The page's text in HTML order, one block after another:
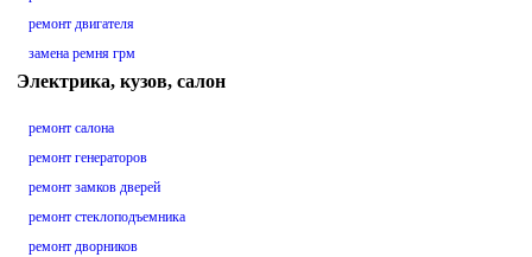
ремонт двигателя
замена ремня грм
Электрика, кузов, салон
ремонт салона
ремонт генераторов
ремонт замков дверей
ремонт стеклоподъемника
ремонт дворников